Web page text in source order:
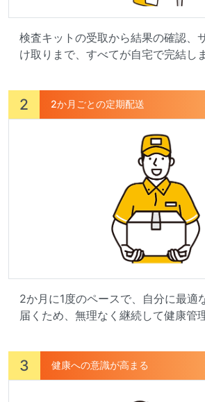
検査キットの受取から結果の確認、
け取りまで、すべてが自宅で完結しま
2 2か月ごとの定期配送
2か月に1度のペースで、自分に最適
届くため、無理なく継続して健康管
3 健康への意識が高まる